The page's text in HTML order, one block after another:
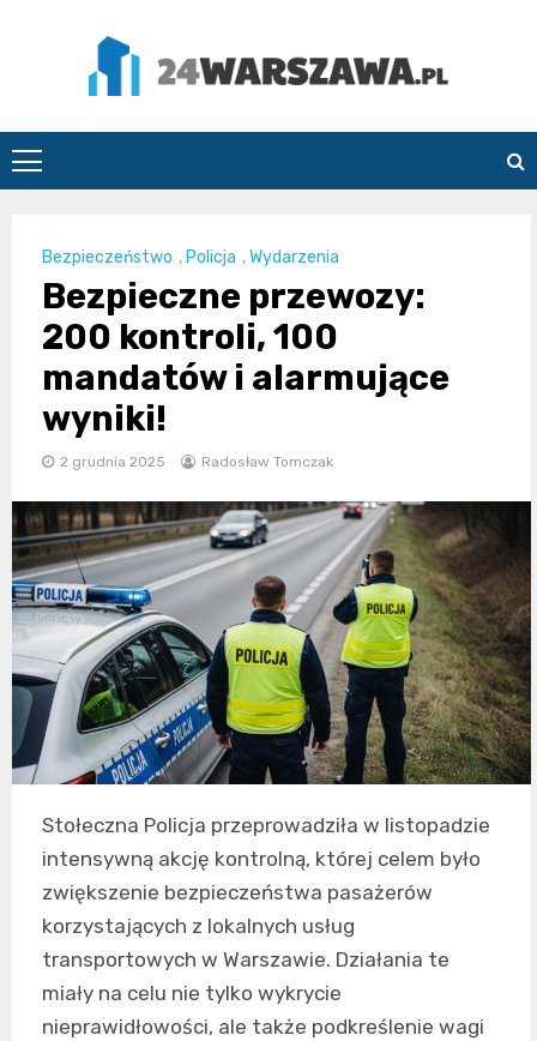
24Warszawa.pl
Bezpieczeństwo , Policja ,Wydarzenia
Bezpieczne przewozy:
200 kontroli, 100
mandatów i alarmujące
wyniki!
2 grudnia 2025 Radosław Tomczak
Stołeczna Policja przeprowadziła w listopadzie
intensywną akcję kontrolną, której celem było
zwiększenie bezpieczeństwa pasażerów
korzystających z lokalnych usług
transportowych w Warszawie. Działania te
miały na celu nie tylko wykrycie
nieprawidłowości, ale także podkreślenie wagi